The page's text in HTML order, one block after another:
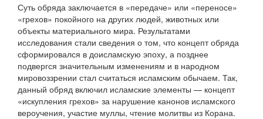
Суть обряда заключается в «передаче» или «переносе»
«грехов» покойного на других людей, животных или
объекты материального мира. Результатами
исследования стали сведения о том, что концепт обряда
сформировался в доисламскую эпоху, а позднее
подвергся значительным изменениям и в народном
мировоззрении стал считаться исламским обычаем. Так,
данный обряд включил исламские элементы — концепт
«искупления грехов» за нарушение канонов исламского
вероучения, участие муллы, чтение молитвы из Корана.